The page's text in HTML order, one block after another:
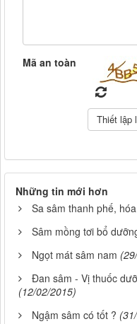
Mã an toàn
Những tin mới hơn
Sa sâm thanh phế,
Sâm mồng tơi bổ
Ngọt mát sâm nam
Đan sâm - Vị thuốc
(12/02/2015)
Ngậm sâm có tốt ?